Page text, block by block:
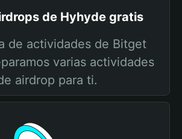
de Hyhyde gratis
de actividades de Bitget
varias actividades
airdrop para ti.